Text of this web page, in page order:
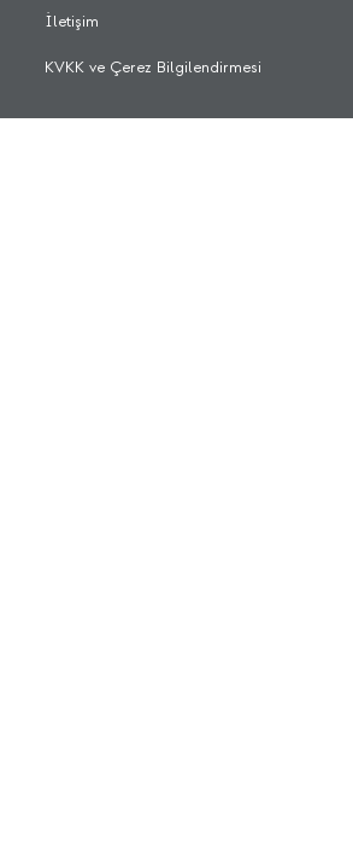
İletişim
KVKK ve Çerez Bilgilendirmesi